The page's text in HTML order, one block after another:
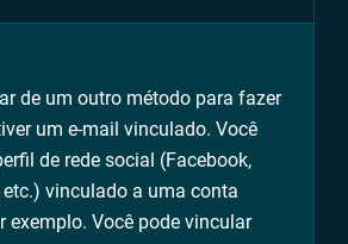
de um outro método para fazer
um e-mail vinculado. Você
de rede social (Facebook,
etc.) vinculado a uma conta
exemplo. Você pode vincular